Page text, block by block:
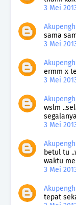
3 Mei
sama
3 Mei
ermm x
3 Mei
wslm
segalanya
3 Mei
betul tu
waktu
3 Mei
tepat